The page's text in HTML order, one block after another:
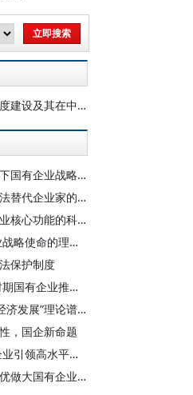
丁栋虹：论企业家产权制度建设及其在中国的实践
张弛：中国式现代化视域下国有企业战略使命的历史演进、理论逻辑和时代要求
张维迎：人工智能永远无法替代企业家的想象力
魏驰昊：深刻把握国有企业核心功能的科学内涵
黄群慧 郝鑫泓：国有企业战略使命的理论认识及评价制度构建
保护制度
李政 周希禛： “十五五”时期国有企业推动科技创新作用的发挥
李晓 陈维聪：“企业家—经济发展”理论谱系探赜
，国企新命题
李政 周希禛：强化国有企业引领高水平科技自立自强的使命与能力
张玉卓：坚定不移做强做优做大国有企业和国有资本